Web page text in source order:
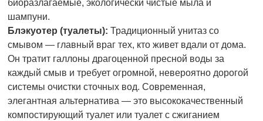
биоразлагаемые, экологически чистые мыла и
шампуни.
Блэкуотер (туалеты): Традиционный унитаз со
смывом — главный враг тех, кто живет вдали от дома.
Он тратит галлоны драгоценной пресной воды за
каждый смыв и требует огромной, невероятно дорогой
системы очистки сточных вод. Современная,
элегантная альтернатива — это высококачественный
компостирующий туалет или туалет с сжиганием